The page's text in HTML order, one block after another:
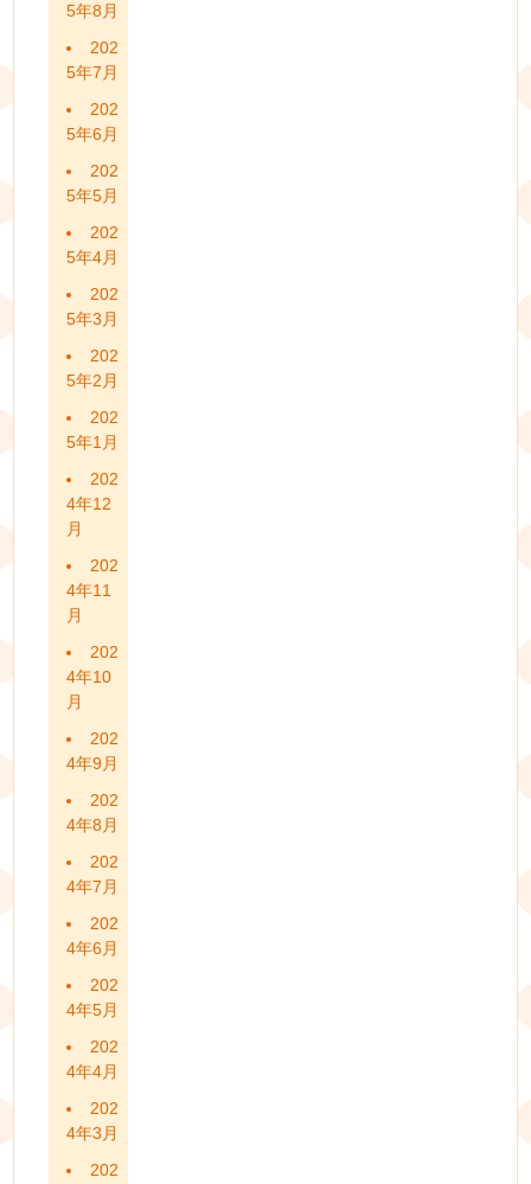
5年8月
202
5年7月
202
5年6月
202
5年5月
202
5年4月
202
5年3月
202
5年2月
202
5年1月
202
4年12
月
202
4年11
月
202
4年10
月
202
4年9月
202
4年8月
202
4年7月
202
4年6月
202
4年5月
202
4年4月
202
4年3月
202